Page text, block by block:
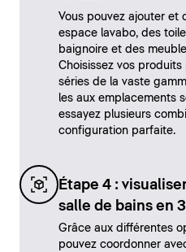
Vous pouvez ajouter et
espace lavabo, des
baignoire et des
Choisissez vos
séries de la vaste
les aux emplacements
essayez plusieurs
configuration parfaite.
Étape 4 :
salle de bains en
Grâce aux différentes
pouvez coordonner